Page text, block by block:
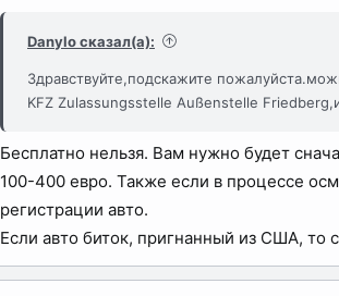
Danylo сказал(а):
Здравствуйте,подскажите
KFZ Zulassungsstelle Außenstelle
Бесплатно нельзя. Вам нужно будет
100-400 евро. Также если в процессе
регистрации авто.
Если авто биток, пригнанный из США, то